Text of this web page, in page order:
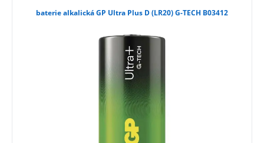
baterie alkalická GP Ultra Plus D (LR20) G-TECH B03412